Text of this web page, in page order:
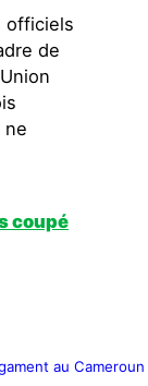
officiels
de
ne
coupé
au Cameroun